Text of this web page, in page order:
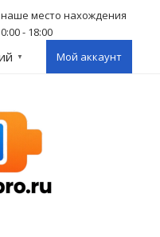
наше место нахождения
- 18:00
▼ Мой аккаунт